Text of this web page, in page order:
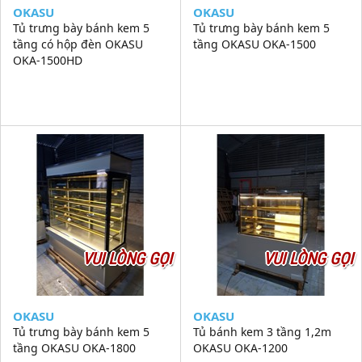
OKASU
Tủ trưng bày bánh kem 5
tầng có hộp đèn OKASU
OKA-1500HD
OKASU
Tủ trưng bày bánh kem 5
tầng OKASU OKA-1500
VUI LÒNG GỌI
OKASU
Tủ trưng bày bánh kem 5
tầng OKASU OKA-1800
VUI LÒNG GỌI
OKASU
Tủ bánh kem 3 tầng 1,2m
OKASU OKA-1200